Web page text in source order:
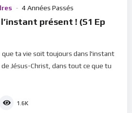
4 Années Passés
présent ! (S1 Ep
que ta vie soit toujours dans l'instant
Jésus-Christ, dans tout ce que tu
1.6K